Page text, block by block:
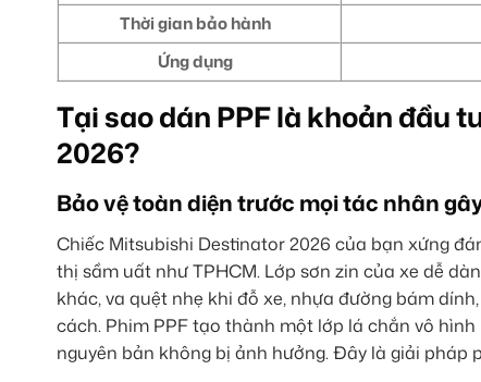
Thời gian bảo hành
Ứng dụng
Tại sao dán PPF là khoản đầu
2026?
Bảo vệ toàn diện trước mọi tác nhân
Chiếc Mitsubishi Destinator 2026 của bạn xứng
thị sầm uất như TPHCM. Lớp sơn zin của xe dễ
khác, va quệt nhẹ khi đỗ xe, nhựa đường bám
cách. Phim PPF tạo thành một lớp lá chắn vô
nguyên bản không bị ảnh hưởng. Đây là giải